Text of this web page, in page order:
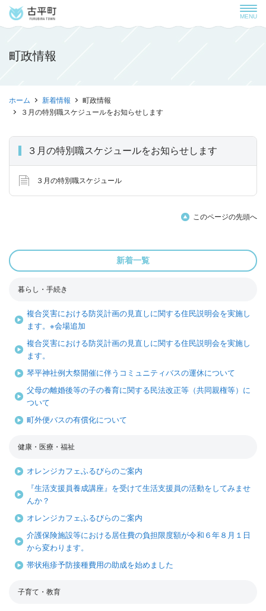
MENU
町政情報
ホーム 新着情報
町政情報
３月の特別職スケジュールをお知らせします
３月の特別職スケジュールをお知らせします
３月の特別職スケジュール
このページの先頭へ
新着一覧
暮らし・手続き
複合災害における防災計画の見直しに関する住民説明会を実施し
ます。※会場追加
複合災害における防災計画の見直しに関する住民説明会を実施し
ます。
琴平神社例大祭開催に伴うコミュニティバスの運休について
父母の離婚後等の子の養育に関する民法改正等（共同親権等）に
ついて
町外便バスの有償化について
健康・医療・福祉
オレンジカフェふるびらのご案内
『生活支援員養成講座』を受けて生活支援員の活動をしてみませ
んか？
オレンジカフェふるびらのご案内
介護保険施設等における居住費の負担限度額が令和６年８月１日
から変わります。
帯状疱疹予防接種費用の助成を始めました
子育て・教育